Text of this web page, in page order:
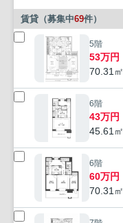
賃貸（募集中69件）
5階
53万円
70.31㎡
6階
43万円
45.61㎡
6階
60万円
70.31㎡